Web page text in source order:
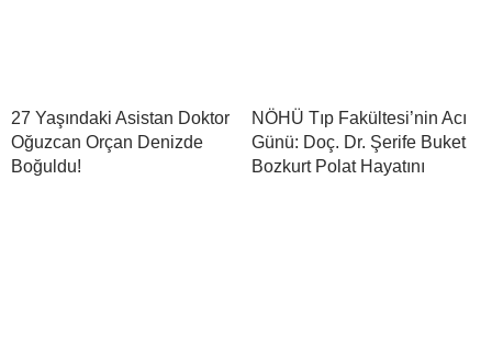
27 Yaşındaki Asistan Doktor
Oğuzcan Orçan Denizde
Boğuldu!
NÖHÜ Tıp Fakültesi’nin Acı
Günü: Doç. Dr. Şerife Buket
Bozkurt Polat Hayatını